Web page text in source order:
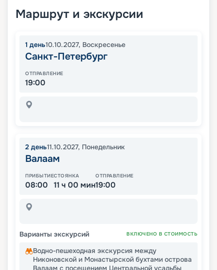
Маршрут и экскурсии
1 день10.10.2027, Воскресенье
Санкт-Петербург
ОТПРАВЛЕНИЕ
19:00
2 день11.10.2027, Понедельник
Валаам
ПРИБЫТИЕ
08:00
СТОЯНКА
11 ч 00 мин
ОТПРАВЛЕНИЕ
19:00
Варианты экскурсий ВКЛЮЧЕНО В СТОИМОСТЬ
Водно-пешеходная экскурсия между
Никоновской и Монастырской бухтами острова
Валаам с посещением Центральной усадьбы